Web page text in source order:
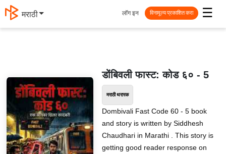
मराठी ☰
लॉग इन विनामूल्य प्रकाशित करा
डोंबिवली फास्ट: कोड ६० - 5
मराठी थरारक
Dombivali Fast Code 60 - 5 book
and story is written by Siddhesh
Chaudhari in Marathi . This story is
getting good reader response on